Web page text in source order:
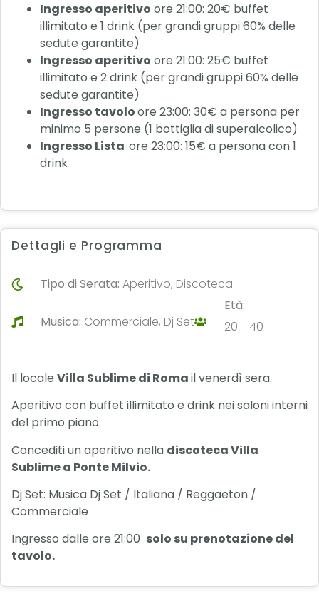
Ingresso aperitivo ore 21:00: 20€ buffet
illimitato e 1 drink (per grandi gruppi 60% delle
sedute garantite)
Ingresso aperitivo ore 21:00: 25€ buffet
illimitato e 2 drink (per grandi gruppi 60% delle
sedute garantite)
Ingresso tavoloore 23:00: 30€ a persona per
minimo 5 persone (1 bottiglia di superalcolico)
Ingresso Lista ore 23:00: 15€ a persona con 1
drink
Dettagli e Programma
Tipo di Serata:Aperitivo, Discoteca
Musica: Commerciale, Dj Set
Età:
20 - 40
Il locale Villa Sublime di Romail venerdì sera.
Aperitivo con buffet illimitato e drink nei saloni interni
del primo piano.
Concediti un aperitivo nella discoteca Villa
Sublime a Ponte Milvio.
Dj Set: Musica Dj Set / Italiana / Reggaeton /
Commerciale
Ingresso dalle ore 21:00 solo su prenotazione del
tavolo.